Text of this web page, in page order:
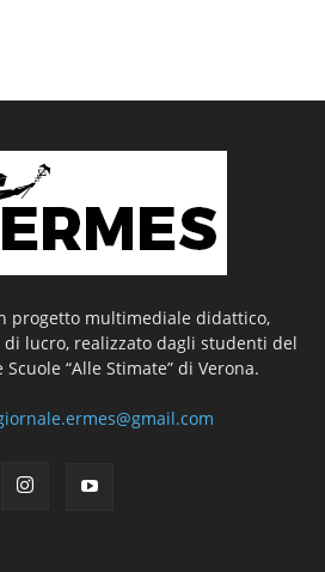
progetto multimediale didattico,
di lucro, realizzato dagli studenti del
“Alle Stimate” di Verona.